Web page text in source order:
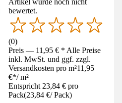
bewertet.
(0)
Preis — 11,95 € * Alle Preise
inkl. MwSt. und ggf. zzgl.
Versandkosten pro m²11,95
€*/ m²
Entspricht 23,84 € pro
Pack(23,84 €/ Pack)